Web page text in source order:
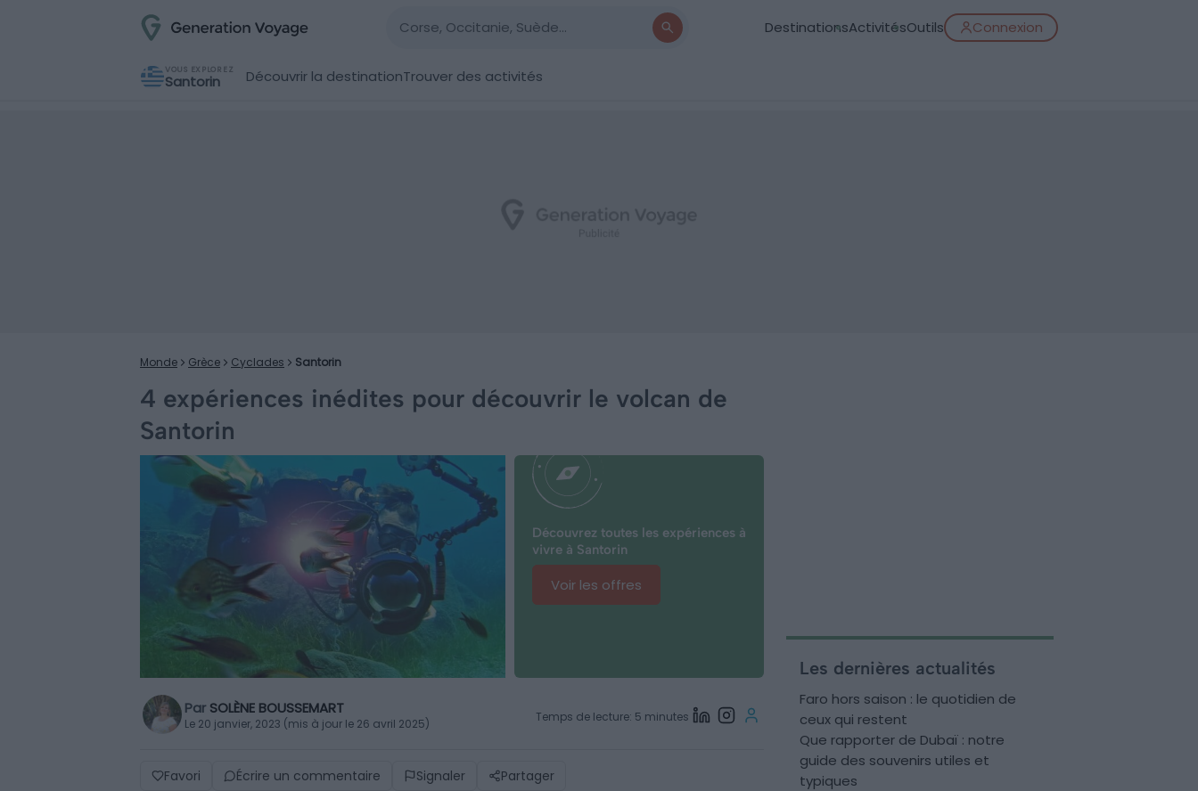
DestinationsActivitésOutils Connexion
VOUS EXPLOREZ
Santorin Découvrir la destinationTrouver des activités
Monde Grèce Cyclades Santorin
4 expériences inédites pour découvrir le volcan de
Santorin
Découvrez toutes les expériences à
vivre à Santorin
Voir les offres
Par SOLÈNE BOUSSEMART
Le 20 janvier, 2023 (mis à jour le 26 avril 2025) Temps de lecture: 5 minutes
Favori Écrire un commentaire Signaler Partager
Les dernières actualités
Faro hors saison : le quotidien de
ceux qui restent
Que rapporter de Dubaï : notre
guide des souvenirs utiles et
typiques